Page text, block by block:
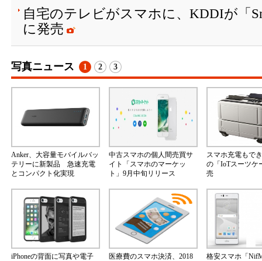
自宅のテレビがスマホに、KDDIが「
に発売
写真ニュース 1 2 3
Anker、大容量モバイルバッ
テリーに新製品 急速充電
とコンパクト化実現
中古スマホの個人間売買サ
イト「スマホのマーケッ
ト」9月中旬リリース
スマホ充電もで
の「IoTスーツケ
売
iPhoneの背面に写真や電子
医療費のスマホ決済、2018
格安スマホ「